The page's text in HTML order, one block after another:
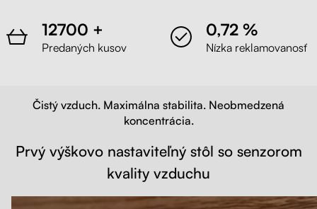
12700 +
Predaných kusov
0,72 %
Nízka reklamovanosť
Čistý vzduch. Maximálna stabilita. Neobmedzená
koncentrácia.
Prvý výškovo nastaviteľný stôl so senzorom
kvality vzduchu